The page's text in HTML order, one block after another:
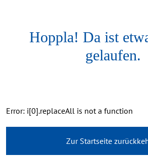
Hoppla! Da ist
gelaufen.
Error: i[0].replaceAll is not a function
Zur Startseite